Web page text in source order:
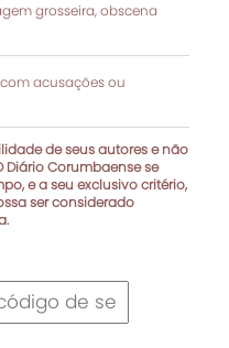
grosseira, obscena
acusações ou
de seus autores e não
Diário Corumbaense se
e a seu exclusivo critério,
ser considerado